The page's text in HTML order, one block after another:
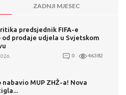
ZADNJI MJESEC
predsjednik FIFA-e
od prodaje udjela u Svjetskom
0 46382
nabavio MUP ZHŽ-a! Nova